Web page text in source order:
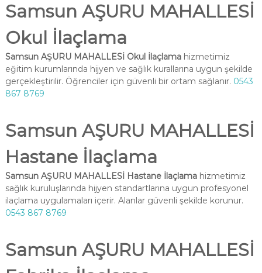
Samsun AŞURU MAHALLESİ
Okul İlaçlama
Samsun AŞURU MAHALLESİ Okul İlaçlamahizmetimiz
eğitim kurumlarında hijyen ve sağlık kurallarına uygun şekilde
gerçekleştirilir. Öğrenciler için güvenli bir ortam sağlanır. 0543
867 8769
Samsun AŞURU MAHALLESİ
Hastane İlaçlama
Samsun AŞURU MAHALLESİ Hastane İlaçlamahizmetimiz
sağlık kuruluşlarında hijyen standartlarına uygun profesyonel
ilaçlama uygulamaları içerir. Alanlar güvenli şekilde korunur.
0543 867 8769
Samsun AŞURU MAHALLESİ